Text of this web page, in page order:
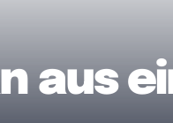
aus